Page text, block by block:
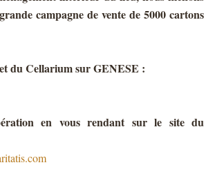
campagne de vente de 5000 cartons
du Cellarium sur GENESE :
en vous rendant sur le site du